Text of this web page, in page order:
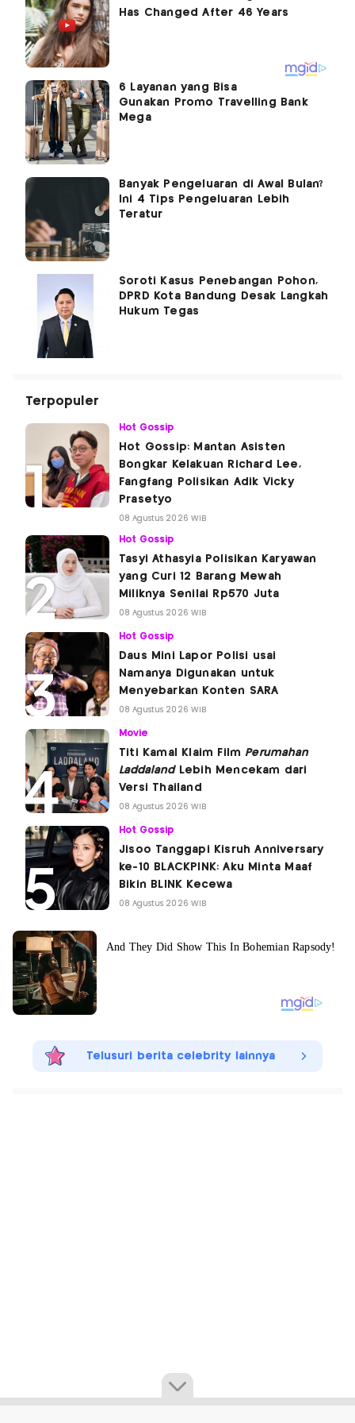
6 Layanan yang Bisa
Gunakan Promo Travelling Bank
Mega
Banyak Pengeluaran di Awal Bulan?
Ini 4 Tips Pengeluaran Lebih
Teratur
Soroti Kasus Penebangan Pohon,
DPRD Kota Bandung Desak Langkah
Hukum Tegas
Terpopuler
Hot Gossip
Hot Gossip: Mantan Asisten
Bongkar Kelakuan Richard Lee,
Fangfang Polisikan Adik Vicky
Prasetyo
08 Agustus 2026 WIB
Hot Gossip
Tasyi Athasyia Polisikan Karyawan
yang Curi 12 Barang Mewah
Miliknya Senilai Rp570 Juta
08 Agustus 2026 WIB
Hot Gossip
Daus Mini Lapor Polisi usai
Namanya Digunakan untuk
Menyebarkan Konten SARA
08 Agustus 2026 WIB
Movie
Titi Kamal Klaim Film Perumahan
LaddalandLebih Mencekam dari
Versi Thailand
08 Agustus 2026 WIB
Hot Gossip
Jisoo Tanggapi Kisruh Anniversary
ke-10 BLACKPINK: Aku Minta Maaf
Bikin BLINK Kecewa
08 Agustus 2026 WIB
Telusuri berita celebrity lainnya